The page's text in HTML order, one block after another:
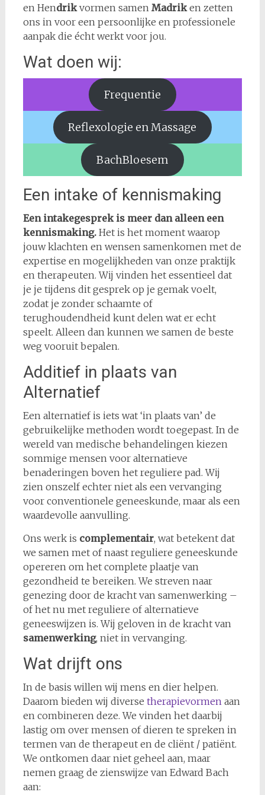
en Hendrikvormen samen Madriken zetten
ons in voor een persoonlijke en professionele
aanpak die écht werkt voor jou.
Wat doen wij:
Frequentie
Reflexologie en Massage
BachBloesem
Een intake of kennismaking
Een intakegesprek is meer dan alleen een
kennismaking.Het is het moment waarop
jouw klachten en wensen samenkomen met de
expertise en mogelijkheden van onze praktijk
en therapeuten. Wij vinden het essentieel dat
je je tijdens dit gesprek op je gemak voelt,
zodat je zonder schaamte of
terughoudendheid kunt delen wat er echt
speelt. Alleen dan kunnen we samen de beste
weg vooruit bepalen.
Additief in plaats van
Alternatief
Een alternatief is iets wat ‘in plaats van’ de
gebruikelijke methoden wordt toegepast. In de
wereld van medische behandelingen kiezen
sommige mensen voor alternatieve
benaderingen boven het reguliere pad. Wij
zien onszelf echter niet als een vervanging
voor conventionele geneeskunde, maar als een
waardevolle aanvulling.
Ons werk is complementair, wat betekent dat
we samen met of naast reguliere geneeskunde
opereren om het complete plaatje van
gezondheid te bereiken. We streven naar
genezing door de kracht van samenwerking –
of het nu met reguliere of alternatieve
geneeswijzen is. Wij geloven in de kracht van
samenwerking, niet in vervanging.
Wat drijft ons
In de basis willen wij mens en dier helpen.
Daarom bieden wij diverse therapievormenaan
en combineren deze. We vinden het daarbij
lastig om over mensen of dieren te spreken in
termen van de therapeut en de cliënt / patiënt.
We ontkomen daar niet geheel aan, maar
nemen graag de zienswijze van Edward Bach
aan: